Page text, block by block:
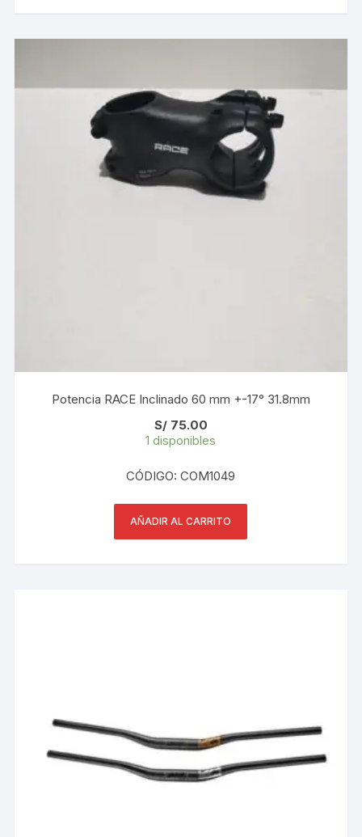
Potencia RACE Inclinado 60 mm +-17° 31.8mm
S/75.00
1 disponibles
CÓDIGO: COM1049
AÑADIR AL CARRITO